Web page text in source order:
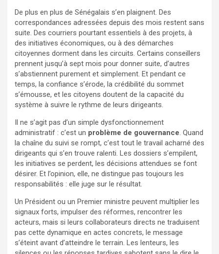
De plus en plus de Sénégalais s’en plaignent. Des
correspondances adressées depuis des mois restent sans
suite. Des courriers pourtant essentiels à des projets, à
des initiatives économiques, ou à des démarches
citoyennes dorment dans les circuits. Certains conseillers
prennent jusqu’à sept mois pour donner suite, d’autres
s’abstiennent purement et simplement. Et pendant ce
temps, la confiance s’érode, la crédibilité du sommet
s’émousse, et les citoyens doutent de la capacité du
système à suivre le rythme de leurs dirigeants.
Il ne s’agit pas d’un simple dysfonctionnement
administratif : c’est un problème de gouvernance . Quand
la chaîne du suivi se rompt, c’est tout le travail acharné des
dirigeants qui s’en trouve ralenti. Les dossiers s’empilent,
les initiatives se perdent, les décisions attendues se font
désirer. Et l’opinion, elle, ne distingue pas toujours les
responsabilités : elle juge sur le résultat.
Un Président ou un Premier ministre peuvent multiplier les
signaux forts, impulser des réformes, rencontrer les
acteurs, mais si leurs collaborateurs directs ne traduisent
pas cette dynamique en actes concrets, le message
s’éteint avant d’atteindre le terrain. Les lenteurs, les